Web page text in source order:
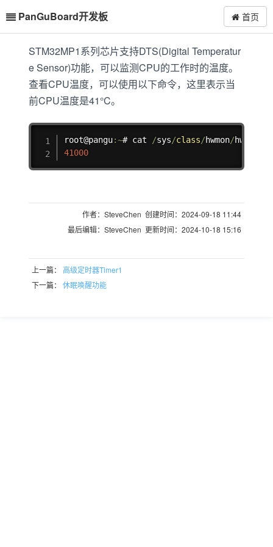
PanGuBoard开发板 首页
STM32MP1系列芯片支持DTS(Digital Temperatur
e Sensor)功能，可以监测CPU的工作时的温度。
查看CPU温度，可以使用以下命令，这里表示当
前CPU温度是41°C。
root@pangu:~# cat /sys/class/hwmon/hwmon0
41000
作者：SteveChen 创建时间：2024-09-18 11:44
最后编辑：SteveChen 更新时间：2024-10-18 15:16
上一篇：高级定时器Timer1
下一篇：休眠唤醒功能